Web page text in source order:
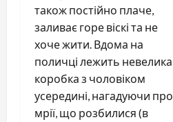
також постійно плаче,
заливає горе віскі та не
хоче жити. Вдома на
поличці лежить невелика
коробка з чоловіком
усередині, нагадуючи про
мрії, що розбилися (в